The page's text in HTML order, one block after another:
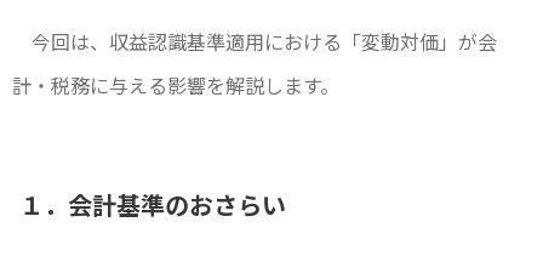
今回は、収益認識基準適用における「変動対価」が会
計・税務に与える影響を解説します。
１．会計基準のおさらい